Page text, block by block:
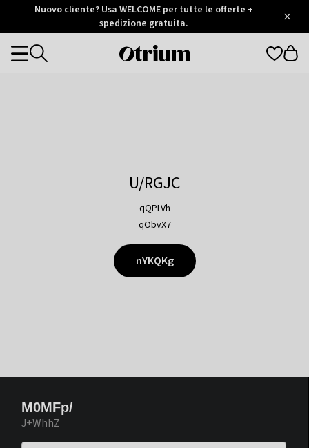
Otrium
Trustpilot
Nuovo cliente? Usa WELCOME per tutte le offerte +
spedizione gratuita.
Otrium
Categories
U/RGJC
qQPLVh
qObvX7
nYKQKg
M0MFp/
J+WhhZ